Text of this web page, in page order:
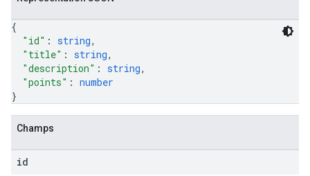
{
"id" : string,
"title" : string,
"description" : string,
"points" : number
}
Champs
id